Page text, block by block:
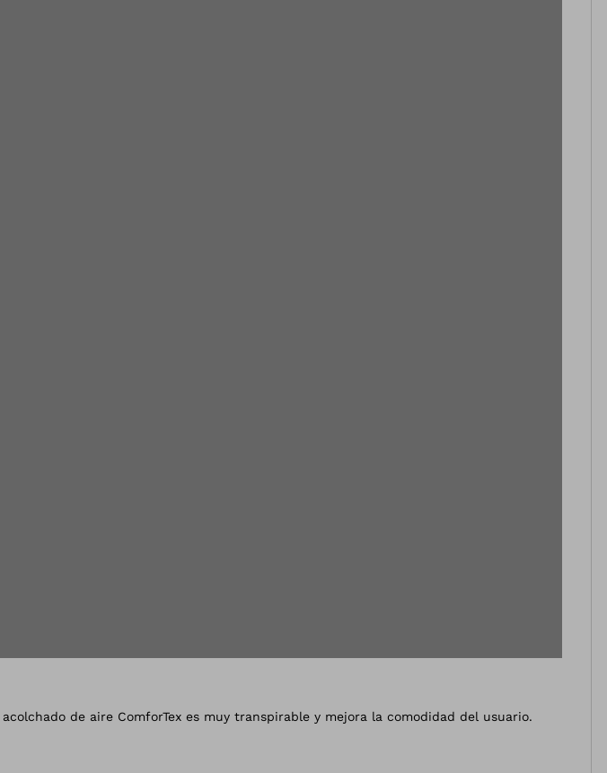
galería
de aire ComforTex es muy transpirable y mejora la comodidad del usuario.